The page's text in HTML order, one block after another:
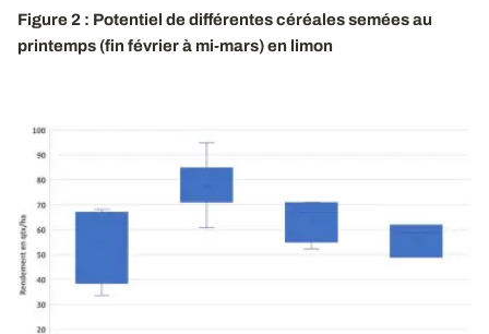
Figure 2 : Potentiel de différentes céréales semées au
printemps (fin février à mi-mars) en limon